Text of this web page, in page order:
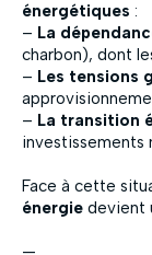
énergétiques :
– La
charbon), dont
– Les tensions
– La transition
investissements
Face à cette
énergie devient